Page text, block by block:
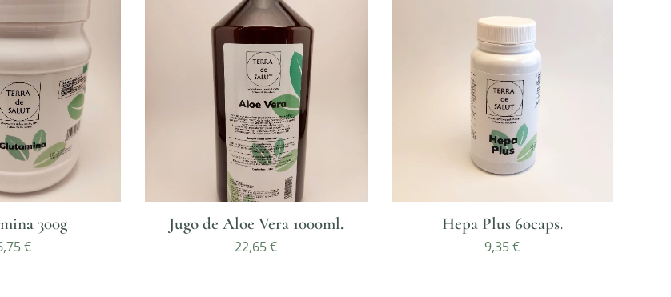
300g
€
Jugo de Aloe Vera 1000ml.
22,65€
Hepa Plus 60caps.
9,35€